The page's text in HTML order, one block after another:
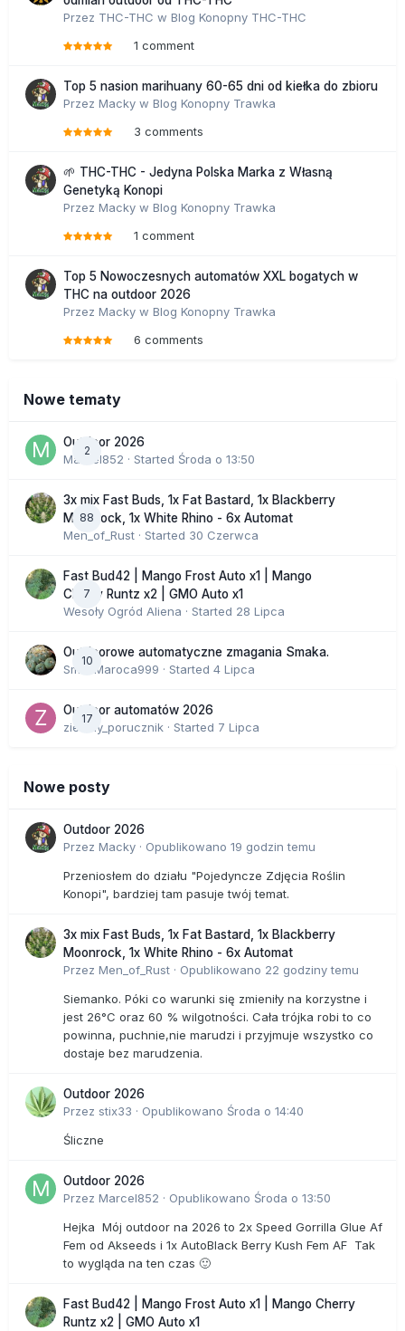
Przez THC-THC w Blog Konopny THC-THC
1 comment
Top 5 nasion marihuany 60-65 dni od kiełka do zbioru
Przez Macky w Blog Konopny Trawka
3 comments
🌱 THC-THC - Jedyna Polska Marka z Własną
Genetyką Konopi
Przez Macky w Blog Konopny Trawka
1 comment
Top 5 Nowoczesnych automatów XXL bogatych w
THC na outdoor 2026
Przez Macky w Blog Konopny Trawka
6 comments
Nowe tematy
2
Outdoor 2026
Marcel852 · Started Środa o 13:50
88
3x mix Fast Buds, 1x Fat Bastard, 1x Blackberry
Moonrock, 1x White Rhino - 6x Automat
Men_of_Rust · Started 30 Czerwca
7
Fast Bud42 | Mango Frost Auto x1 | Mango
Cherry Runtz x2 | GMO Auto x1
Wesoły Ogród Aliena · Started 28 Lipca
10
Outdoorowe automatyczne zmagania Smaka.
SmakMaroca999 · Started 4 Lipca
17
Outdoor automatów 2026
zielony_porucznik · Started 7 Lipca
Nowe posty
Outdoor 2026
Przez Macky · Opublikowano 19 godzin temu
Przeniosłem do działu "Pojedyncze Zdjęcia Roślin
Konopi", bardziej tam pasuje twój temat.
3x mix Fast Buds, 1x Fat Bastard, 1x Blackberry
Moonrock, 1x White Rhino - 6x Automat
Przez Men_of_Rust · Opublikowano 22 godziny temu
Siemanko. Póki co warunki się zmieniły na korzystne i
jest 26°C oraz 60 % wilgotności. Cała trójka robi to co
powinna, puchnie,nie marudzi i przyjmuje wszystko co
dostaje bez marudzenia.
Outdoor 2026
Przez stix33 · Opublikowano Środa o 14:40
Śliczne
Outdoor 2026
Przez Marcel852 · Opublikowano Środa o 13:50
Hejka Mój outdoor na 2026 to 2x Speed Gorrilla Glue Af
Fem od Akseeds i 1x AutoBlack Berry Kush Fem AF Tak
to wygląda na ten czas 🙂
Fast Bud42 | Mango Frost Auto x1 | Mango Cherry
Runtz x2 | GMO Auto x1